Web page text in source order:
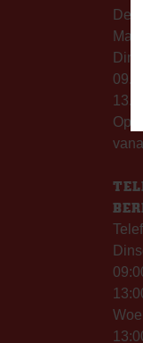
De
Op